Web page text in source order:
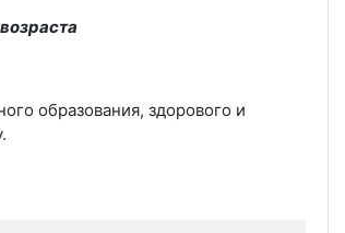
образования, здорового и